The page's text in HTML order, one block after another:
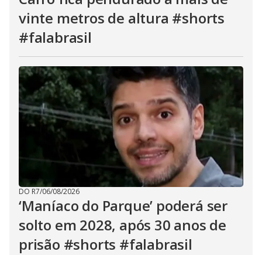
vinte metros de altura #shorts
#falabrasil
DO R7/06/08/2026
‘Maníaco do Parque’ poderá ser
solto em 2028, após 30 anos de
prisão #shorts #falabrasil